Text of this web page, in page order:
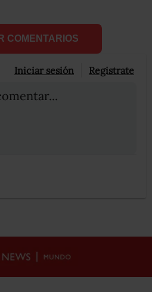
COMENTARIOS
Iniciar sesión Registrate